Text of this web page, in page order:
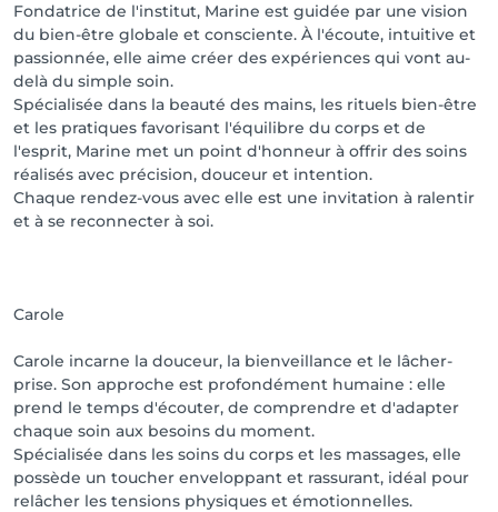
Fondatrice de l'institut, Marine est guidée par une vision
du bien-être globale et consciente. À l'écoute, intuitive et
passionnée, elle aime créer des expériences qui vont au-
delà du simple soin.
Spécialisée dans la beauté des mains, les rituels bien-être
et les pratiques favorisant l'équilibre du corps et de
l'esprit, Marine met un point d'honneur à offrir des soins
réalisés avec précision, douceur et intention.
Chaque rendez-vous avec elle est une invitation à ralentir
et à se reconnecter à soi.
Carole
Carole incarne la douceur, la bienveillance et le lâcher-
prise. Son approche est profondément humaine : elle
prend le temps d'écouter, de comprendre et d'adapter
chaque soin aux besoins du moment.
Spécialisée dans les soins du corps et les massages, elle
possède un toucher enveloppant et rassurant, idéal pour
relâcher les tensions physiques et émotionnelles.